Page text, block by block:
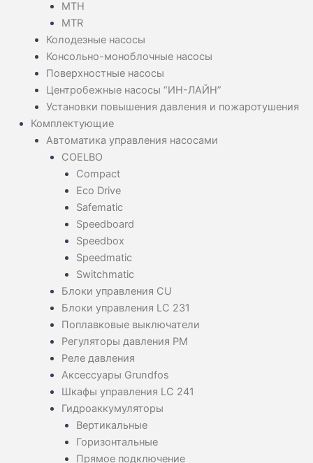
MTH
MTR
Колодезные насосы
Консольно-моноблочные насосы
Поверхностные насосы
Центробежные насосы “ИН-ЛАЙН”
Установки повышения давления и пожаротушения
Комплектующие
Автоматика управления насосами
COELBO
Compact
Eco Drive
Safematic
Speedboard
Speedbox
Speedmatic
Switchmatic
Блоки управления CU
Блоки управления LC 231
Поплавковые выключатели
Регуляторы давления PM
Реле давления
Аксессуары Grundfos
Шкафы управления LC 241
Гидроаккумуляторы
Вертикальные
Горизонтальные
Прямое подключение